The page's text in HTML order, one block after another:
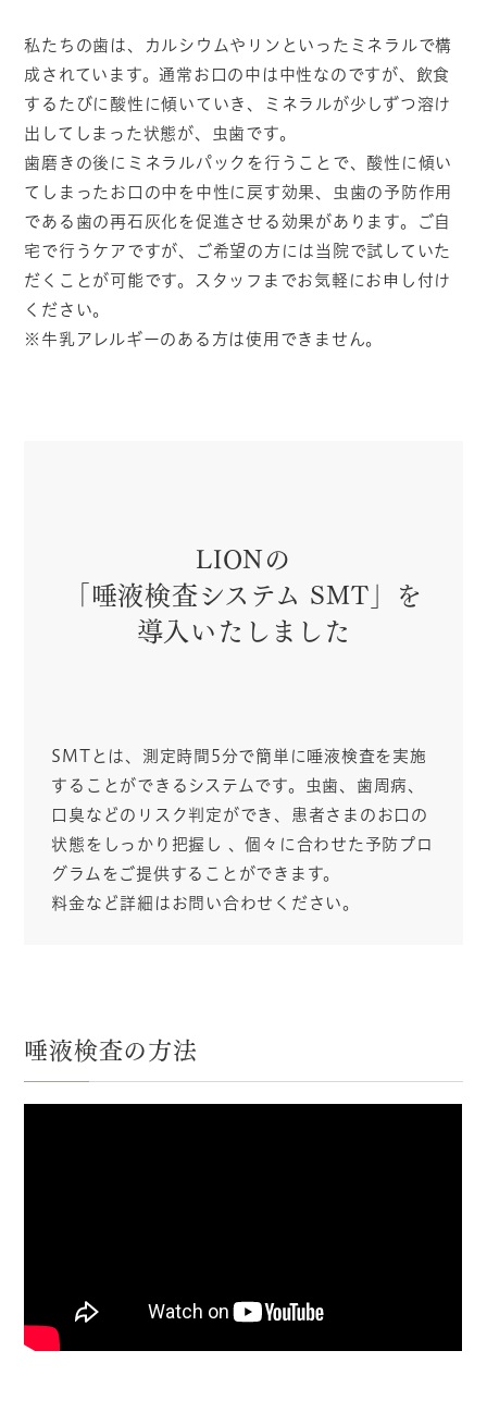
私たちの歯は、カルシウムやリンといったミネラルで構
成されています。通常お口の中は中性なのですが、飲食
するたびに酸性に傾いていき、ミネラルが少しずつ溶け
出してしまった状態が、虫歯です。
歯磨きの後にミネラルパックを行うことで、酸性に傾い
てしまったお口の中を中性に戻す効果、虫歯の予防作用
である歯の再石灰化を促進させる効果があります。ご自
宅で行うケアですが、ご希望の方には当院で試していた
だくことが可能です。スタッフまでお気軽にお申し付け
ください。
※牛乳アレルギーのある方は使用できません。
LIONの
「唾液検査システム SMT」を
導入いたしました
SMTとは、測定時間5分で簡単に唾液検査を実施
することができるシステムです。虫歯、歯周病、
口臭などのリスク判定ができ、患者さまのお口の
状態をしっかり把握し 、個々に合わせた予防プロ
グラムをご提供することができます。
料金など詳細はお問い合わせください。
唾液検査の方法